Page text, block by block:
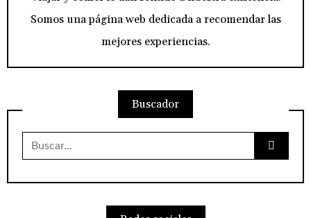
Somos una página web dedicada a recomendar las
mejores experiencias.
Buscador